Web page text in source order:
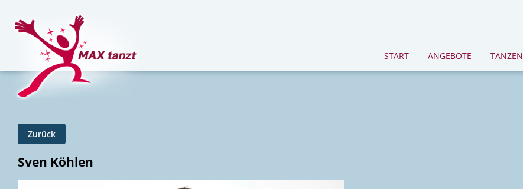
START ANGEBOTE TANZEN
Zurück
Sven Köhlen